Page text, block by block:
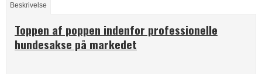
Beskrivelse
Toppen af poppen indenfor professionelle
hundesakse på markedet